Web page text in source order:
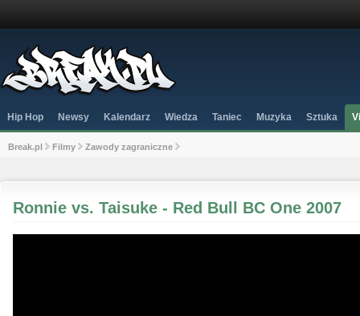
Hip Hop Newsy Kalendarz Wiedza Taniec Muzyka Sztuka
Break.pl Filmy Zawody zagraniczne
Ronnie vs. Taisuke - Red Bull BC One 2007